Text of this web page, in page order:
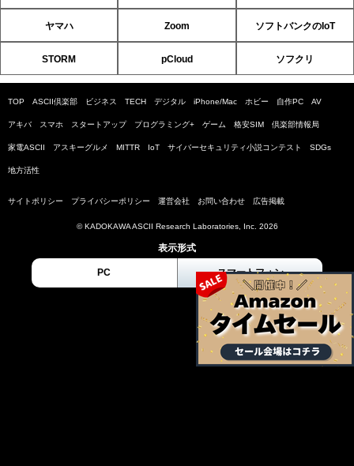
ヤマハ Zoom ソフトバンクのIoT
STORM pCloud ソフクリ
TOP ASCII倶楽部 ビジネス TECH デジタル iPhone/Mac ホビー 自作PC AV
アキバ スマホ スタートアップ プログラミング+ ゲーム 格安SIM 倶楽部情報局
家電ASCII アスキーグルメ MITTR IoT サイバーセキュリティ小説コンテスト SDGs
地方活性
サイトポリシー プライバシーポリシー 運営会社 お問い合わせ 広告掲載
© KADOKAWA ASCII Research Laboratories, Inc. 2026
表示形式
PC スマートフォン